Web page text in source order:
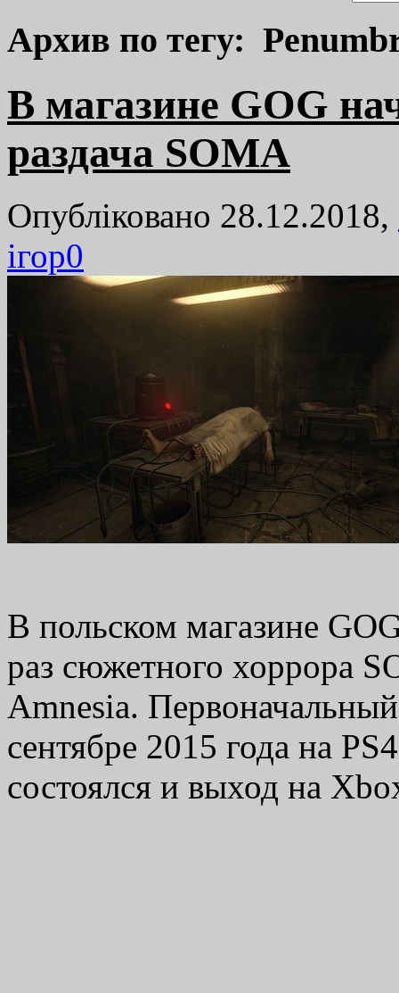
Архив по тегу:
В магазине GOG
раздача SOMA
Опубліковано 28.12.2018,
ігор0
В польском магазине
раз сюжетного хоррора
Amnesia.
сентябре 2015 года на
состоялся и выход на